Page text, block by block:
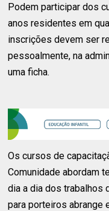
Podem participar dos
anos residentes em
inscrições devem ser
pessoalmente, na
uma ficha.
Os cursos de
Comunidade abordam
dia a dia dos trabalhos
para porteiros abrange